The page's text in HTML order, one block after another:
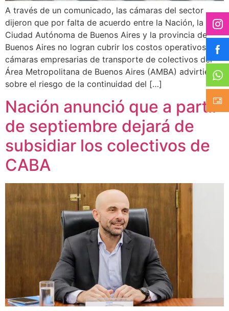
A través de un comunicado, las cámaras del sector
dijeron que por falta de acuerdo entre la Nación, la
Ciudad Autónoma de Buenos Aires y la provincia de
Buenos Aires no logran cubrir los costos operativos Las
cámaras empresarias de transporte de colectivos del
Área Metropolitana de Buenos Aires (AMBA) advirtieron
sobre el riesgo de la continuidad del […]
Nación anunció que a partir
de septiembre dejará de
subsidiar los colectivos de
CABA